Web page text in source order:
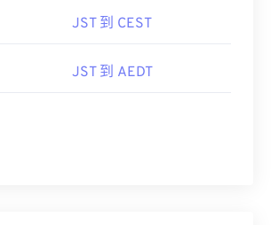
JST 到 CEST
JST 到 AEDT